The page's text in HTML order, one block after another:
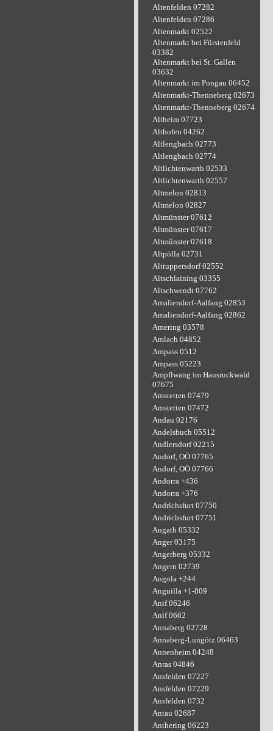
Altenfelden 07282
Altenfelden 07286
Altenmarkt 02522
Altenmarkt bei Fürstenfeld
03382
Altenmarkt bei St. Gallen
03632
Altenmarkt im Pongau 06452
Altenmarkt-Thenneberg 02673
Altenmarkt-Thenneberg 02674
Altheim 07723
Althofen 04262
Altlengbach 02773
Altlengbach 02774
Altlichtenwarth 02533
Altlichtenwarth 02557
Altmelon 02813
Altmelon 02827
Altmünster 07612
Altmünster 07617
Altmünster 07618
Altpölla 02731
Altruppersdorf 02552
Altschlaining 03355
Altschwendt 07762
Amaliendorf-Aalfang 02853
Amaliendorf-Aalfang 02862
Amering 03578
Amlach 04852
Ampass 0512
Ampass 05223
Ampflwang im Hausruckwald
07675
Amstetten 07479
Amstetten 07472
Andau 02176
Andelsbuch 05512
Andlersdorf 02215
Andorf, OÖ 07765
Andorf, OÖ 07766
Andorra +436
Andorra +376
Andrichsfurt 07750
Andrichsfurt 07751
Angath 05332
Anger 03175
Angerberg 05332
Angern 02739
Angola +244
Anguilla +1-809
Anif 06246
Anif 0662
Annaberg 02728
Annaberg-Lungötz 06463
Annenheim 04248
Anras 04846
Ansfelden 07227
Ansfelden 07229
Ansfelden 0732
Antau 02687
Anthering 06223